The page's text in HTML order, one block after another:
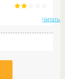
Читать